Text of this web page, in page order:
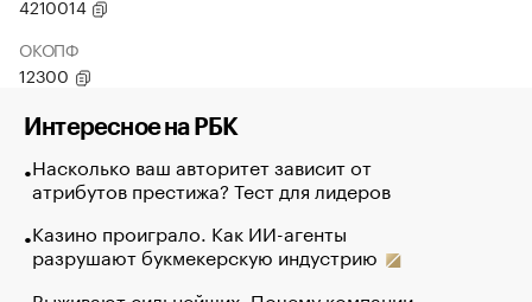
4210014
ОКОПФ
12300
Интересное на РБК
Насколько ваш авторитет зависит от
атрибутов престижа? Тест для лидеров
Казино проиграло. Как ИИ-агенты
разрушают букмекерскую индустрию